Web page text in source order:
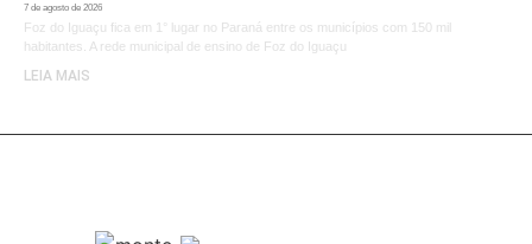
7 de agosto de 2026
Foz do Iguaçu fica em 1° lugar no Paraná entre os municípios com 150 mil
habitantes. A rede municipal de ensino de Foz do Iguaçu
LEIA MAIS